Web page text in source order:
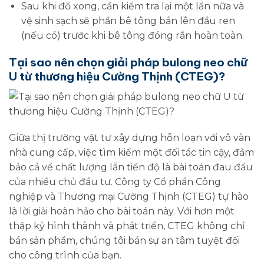
Sau khi đổ xong, cần kiểm tra lại một lần nữa và
vệ sinh sạch sẽ phần bê tông bắn lên đầu ren
(nếu có) trước khi bê tông đóng rắn hoàn toàn.
Tại sao nên chọn giải pháp bulong neo chữ
U từ thương hiệu Cường Thịnh (CTEG)?
Giữa thị trường vật tư xây dựng hỗn loạn với vô vàn
nhà cung cấp, việc tìm kiếm một đối tác tin cậy, đảm
bảo cả về chất lượng lẫn tiến độ là bài toán đau đầu
của nhiều chủ đầu tư. Công ty Cổ phần Công
nghiệp và Thương mại Cường Thịnh (CTEG) tự hào
là lời giải hoàn hảo cho bài toán này. Với hơn một
thập kỷ hình thành và phát triển, CTEG không chỉ
bán sản phẩm, chúng tôi bán sự an tâm tuyệt đối
cho công trình của bạn.